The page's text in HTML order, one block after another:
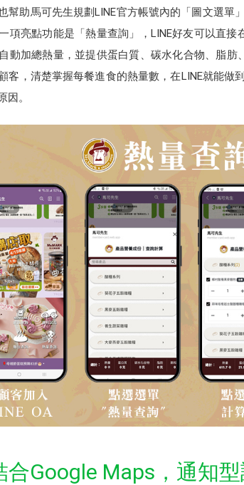
幫助馬可先生規劃LINE官方帳號內的「圖文選
項亮點功能是「熱量查詢」，LINE好友可以直
動加總熱量，並提供蛋白質、碳水化合物、脂
客，清楚掌握每餐進食的熱量數，在LINE就能做
因。
合Google Maps，通知